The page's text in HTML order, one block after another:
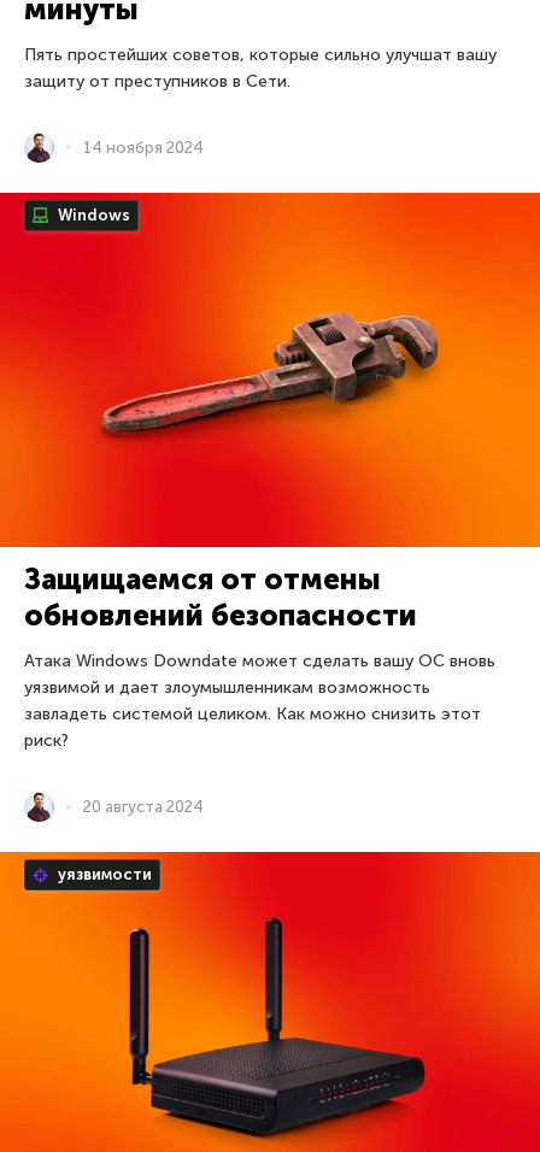
минуты
Пять простейших советов, которые сильно улучшат вашу
защиту от преступников в Сети.
14 ноября 2024
Windows
Защищаемся от отмены
обновлений безопасности
Атака Windows Downdate может сделать вашу ОС вновь
уязвимой и дает злоумышленникам возможность
завладеть системой целиком. Как можно снизить этот
риск?
20 августа 2024
уязвимости